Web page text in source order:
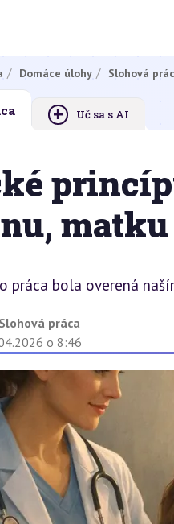
Domáce úlohy Slohová
+ Uč sa s AI
práca bola overená
Slohová práca
o 8:46